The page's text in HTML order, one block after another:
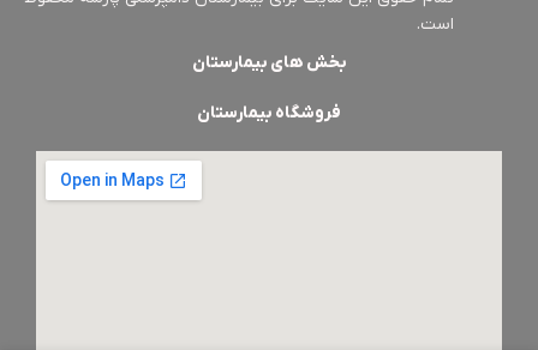
است.
بخش های بیمارستان
فروشگاه بیمارستان